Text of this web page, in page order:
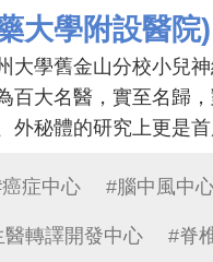
大學附設醫院)
大學舊金山分校小兒
百大名醫，實至名歸
外秘體的研究上更是
症中心 #腦中風中
轉譯開發中心 #脊